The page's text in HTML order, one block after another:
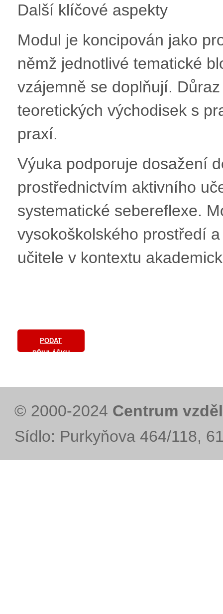
Další klíčové aspekty
Modul je koncipován jako
němž jednotlivé tematické
vzájemně se doplňují.
teoretických východisek s
praxí.
Výuka podporuje dosažení
prostřednictvím aktivního
systematické sebereflexe.
vysokoškolského prostředí
učitele v kontextu
PODAT
PŘIHLÁŠKU
© 2000-2024 Centrum
Sídlo: Purkyňova 464/118,